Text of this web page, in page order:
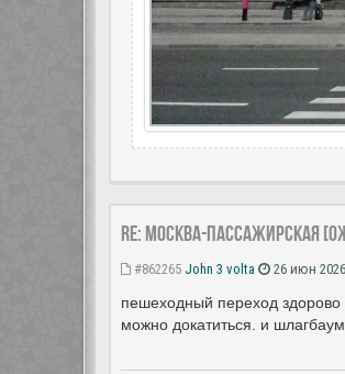
Re: Москва-Пассажирская
#862265 John 3 volta 26 июн
пешеходный переход
можно докатиться. и